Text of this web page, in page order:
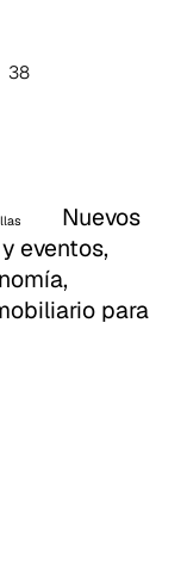
38
Nuevos
eventos,
para